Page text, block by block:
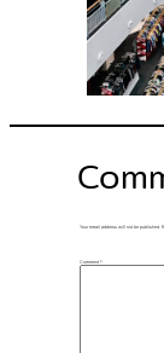
Your email address will not be published.
Comment *